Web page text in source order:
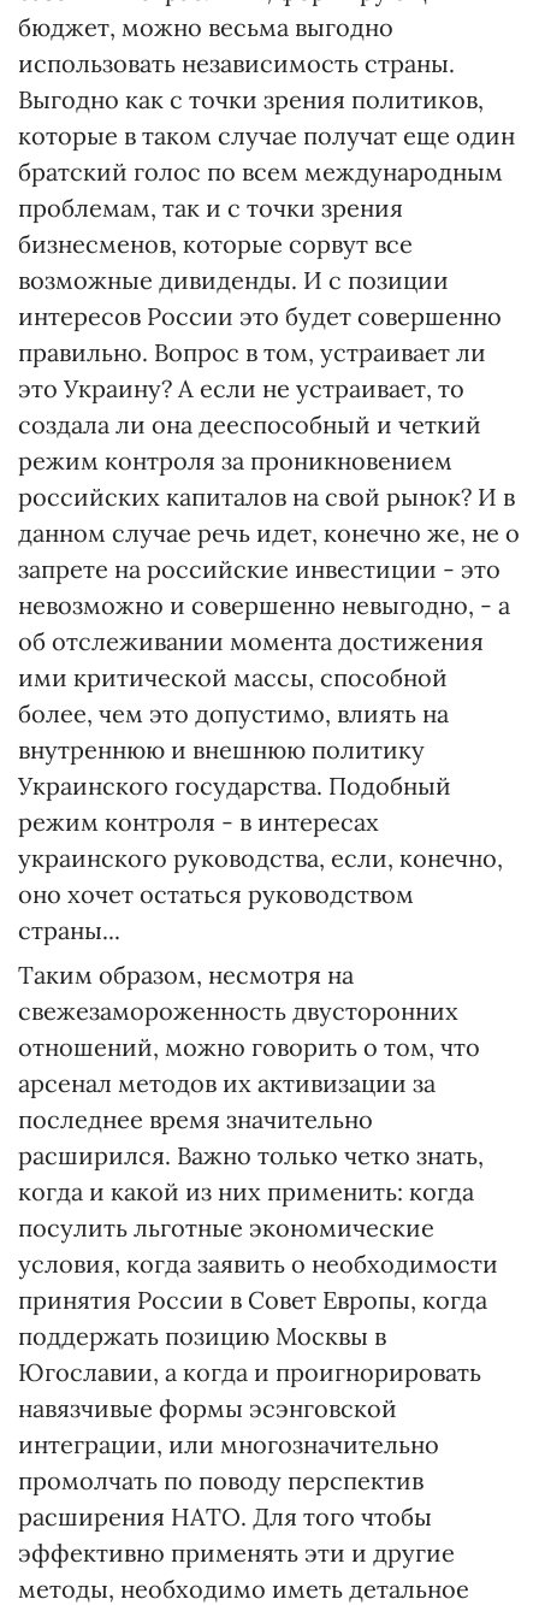
бюджет, можно весьма выгодно
использовать независимость страны.
Выгодно как с точки зрения политиков,
которые в таком случае получат еще один
братский голос по всем международным
проблемам, так и с точки зрения
бизнесменов, которые сорвут все
возможные дивиденды. И с позиции
интересов России это будет совершенно
правильно. Вопрос в том, устраивает ли
это Украину? А если не устраивает, то
создала ли она дееспособный и четкий
режим контроля за проникновением
российских капиталов на свой рынок? И в
данном случае речь идет, конечно же, не о
запрете на российские инвестиции - это
невозможно и совершенно невыгодно, - а
об отслеживании момента достижения
ими критической массы, способной
более, чем это допустимо, влиять на
внутреннюю и внешнюю политику
Украинского государства. Подобный
режим контроля - в интересах
украинского руководства, если, конечно,
оно хочет остаться руководством
страны...
Таким образом, несмотря на
свежезамороженность двусторонних
отношений, можно говорить о том, что
арсенал методов их активизации за
последнее время значительно
расширился. Важно только четко знать,
когда и какой из них применить: когда
посулить льготные экономические
условия, когда заявить о необходимости
принятия России в Совет Европы, когда
поддержать позицию Москвы в
Югославии, а когда и проигнорировать
навязчивые формы эсэнговской
интеграции, или многозначительно
промолчать по поводу перспектив
расширения НАТО. Для того чтобы
эффективно применять эти и другие
методы, необходимо иметь детальное